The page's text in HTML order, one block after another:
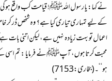
نے کہا: یارسول اللہﷺ! قیامت کب واقع ہو
کے لیے تمہاری تیاری کیا ہے؟ وہ شخص ڈر کر
اعمال تو بہت زیادہ نہیں ہے، لیکن اتنی
محبت کرتا ہوں، آپﷺ نے فرمایا : تم اسی
ہو‘‘۔ (بخاری:7153)